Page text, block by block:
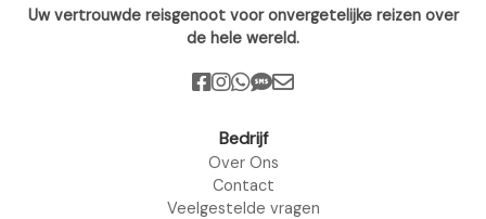
Uw vertrouwde reisgenoot voor onvergetelijke reizen over
de hele wereld.
Bedrijf
Over Ons
Contact
Veelgestelde vragen